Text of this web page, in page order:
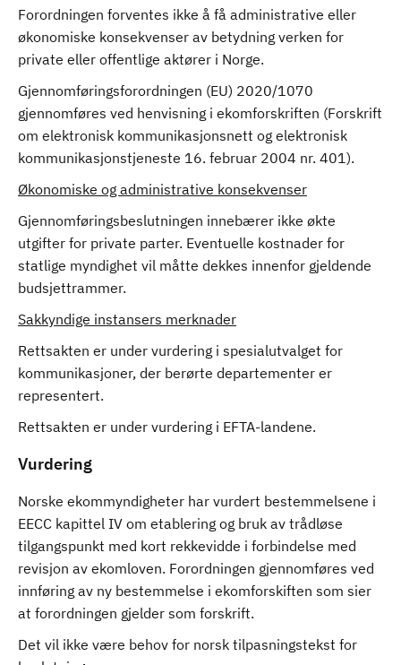
Forordningen forventes ikke å få administrative eller
økonomiske konsekvenser av betydning verken for
private eller offentlige aktører i Norge.
Gjennomføringsforordningen (EU) 2020/1070
gjennomføres ved henvisning i ekomforskriften (Forskrift
om elektronisk kommunikasjonsnett og elektronisk
kommunikasjonstjeneste 16. februar 2004 nr. 401).
Økonomiske og administrative konsekvenser
Gjennomføringsbeslutningen innebærer ikke økte
utgifter for private parter. Eventuelle kostnader for
statlige myndighet vil måtte dekkes innenfor gjeldende
budsjettrammer.
Sakkyndige instansers merknader
Rettsakten er under vurdering i spesialutvalget for
kommunikasjoner, der berørte departementer er
representert.
Rettsakten er under vurdering i EFTA-landene.
Vurdering
Norske ekommyndigheter har vurdert bestemmelsene i
EECC kapittel IV om etablering og bruk av trådløse
tilgangspunkt med kort rekkevidde i forbindelse med
revisjon av ekomloven. Forordningen gjennomføres ved
innføring av ny bestemmelse i ekomforskiften som sier
at forordningen gjelder som forskrift.
Det vil ikke være behov for norsk tilpasningstekst for